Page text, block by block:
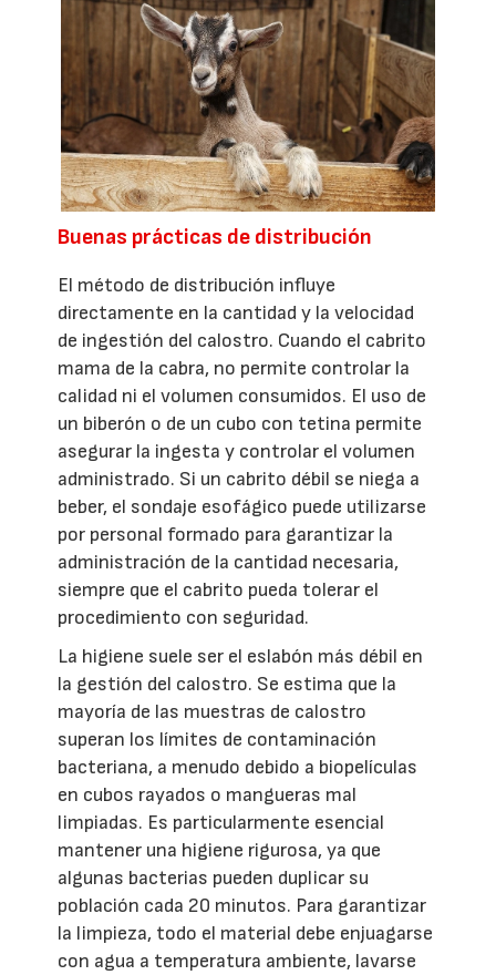
Buenas prácticas de distribución
El método de distribución influye
directamente en la cantidad y la velocidad
de ingestión del calostro. Cuando el cabrito
mama de la cabra, no permite controlar la
calidad ni el volumen consumidos. El uso de
un biberón o de un cubo con tetina permite
asegurar la ingesta y controlar el volumen
administrado. Si un cabrito débil se niega a
beber, el sondaje esofágico puede utilizarse
por personal formado para garantizar la
administración de la cantidad necesaria,
siempre que el cabrito pueda tolerar el
procedimiento con seguridad.
La higiene suele ser el eslabón más débil en
la gestión del calostro. Se estima que la
mayoría de las muestras de calostro
superan los límites de contaminación
bacteriana, a menudo debido a biopelículas
en cubos rayados o mangueras mal
limpiadas. Es particularmente esencial
mantener una higiene rigurosa, ya que
algunas bacterias pueden duplicar su
población cada 20 minutos. Para garantizar
la limpieza, todo el material debe enjuagarse
con agua a temperatura ambiente, lavarse